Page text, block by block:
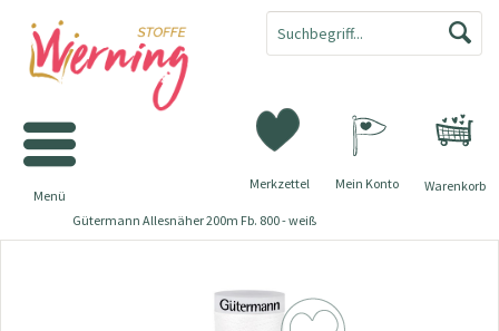
Warenkorb
Merkzettel Mein Konto
Menü
Gütermann Allesnäher 200m Fb. 800 - weiß